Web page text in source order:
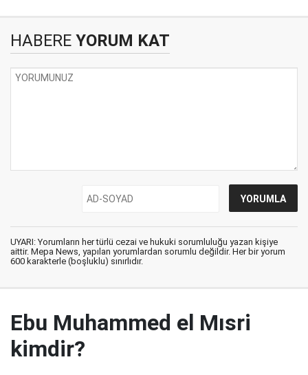
HABERE YORUM KAT
UYARI: Yorumların her türlü cezai ve hukuki sorumluluğu yazan kişiye
aittir. Mepa News, yapılan yorumlardan sorumlu değildir. Her bir yorum
600 karakterle (boşluklu) sınırlıdır.
Ebu Muhammed el Mısri
kimdir?